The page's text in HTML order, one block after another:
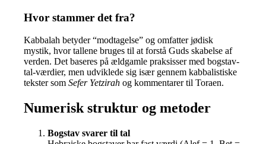
Hvor stammer det fra?
Kabbalah betyder “modtagelse” og omfatter jødisk
mystik, hvor tallene bruges til at forstå Guds skabelse af
verden. Det baseres på ældgamle praksisser med bogstav-
tal‑værdier, men udviklede sig især gennem kabbalistiske
tekster somSefer Yetzirah og kommentarer til Toraen.
Numerisk struktur og metoder
Bogstav svarer til tal